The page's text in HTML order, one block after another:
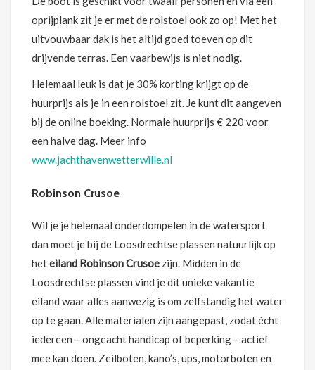
oprijplank zit je er met de rolstoel ook zo op! Met het
uitvouwbaar dak is het altijd goed toeven op dit
drijvende terras. Een vaarbewijs is niet nodig.
Helemaal leuk is dat je 30% korting krijgt op de
huurprijs als je in een rolstoel zit. Je kunt dit aangeven
bij de online boeking. Normale huurprijs € 220 voor
een halve dag. Meer info
www.jachthavenwetterwille.nl
Robinson Crusoe
Wil je je helemaal onderdompelen in de watersport
dan moet je bij de Loosdrechtse plassen natuurlijk op
heteiland Robinson Crusoe zijn. Midden in de
Loosdrechtse plassen vind je dit unieke vakantie
eiland waar alles aanwezig is om zelfstandig het water
op te gaan. Alle materialen zijn aangepast, zodat écht
iedereen – ongeacht handicap of beperking – actief
mee kan doen. Zeilboten, kano’s, ups, motorboten en